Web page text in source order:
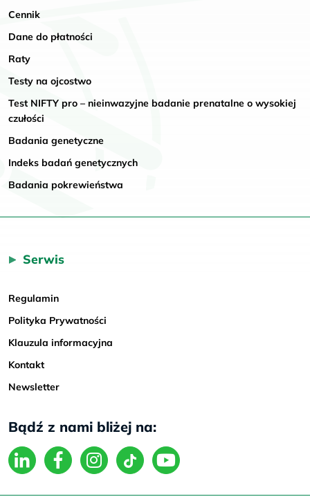
Cennik
Dane do płatności
Raty
Testy na ojcostwo
Test NIFTY pro – nieinwazyjne badanie prenatalne o wysokiej
czułości
Badania genetyczne
Indeks badań genetycznych
Badania pokrewieństwa
Serwis
Regulamin
Polityka Prywatności
Klauzula informacyjna
Kontakt
Newsletter
Bądź z nami bliżej na: